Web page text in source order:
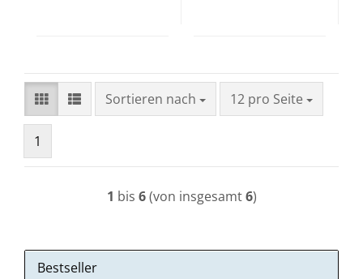
Sortieren nach
Sortieren nach 12 pro Seite
pro Seite
1
1 bis 6(von insgesamt6)
Bestseller